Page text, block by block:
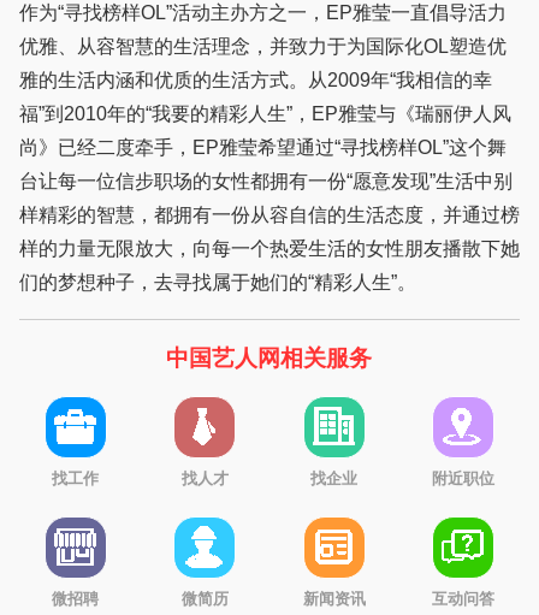
作为“寻找榜样OL”活动主办方之一，EP雅莹一直倡导活力
优雅、从容智慧的生活理念，并致力于为国际化OL塑造优
雅的生活内涵和优质的生活方式。从2009年“我相信的幸
福”到2010年的“我要的精彩人生”，EP雅莹与《瑞丽伊人风
尚》已经二度牵手，EP雅莹希望通过“寻找榜样OL”这个舞
台让每一位信步职场的女性都拥有一份“愿意发现”生活中别
样精彩的智慧，都拥有一份从容自信的生活态度，并通过榜
样的力量无限放大，向每一个热爱生活的女性朋友播散下她
们的梦想种子，去寻找属于她们的“精彩人生”。
中国艺人网相关服务
找工作 找人才 找企业 附近职位
微招聘 微简历 新闻资讯 互动问答